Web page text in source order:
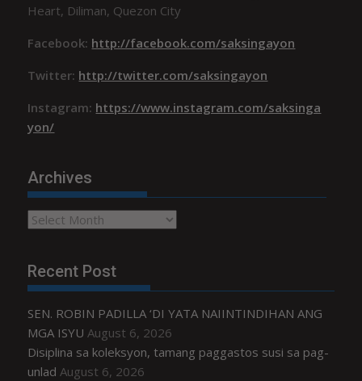
Heart, Diliman, Quezon City
Facebook: http://facebook.com/saksingayon
Twitter: http://twitter.com/saksingayon
Instagram: https://www.instagram.com/saksinga
yon/
Archives
Archives
Recent Post
SEN. ROBIN PADILLA ‘DI YATA NAIINTINDIHAN ANG
MGA ISYU August 6, 2026
Disiplina sa koleksyon, tamang paggastos susi sa pag-
unlad August 6, 2026